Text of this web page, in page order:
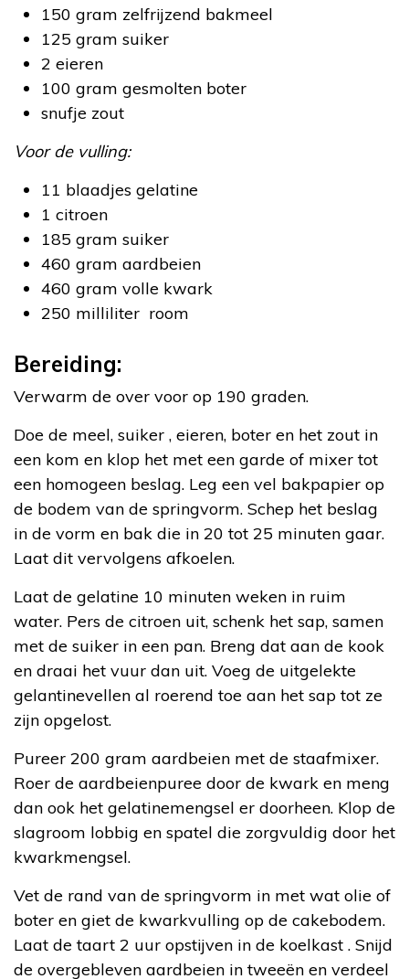
150 gram zelfrijzend bakmeel
125 gram suiker
2 eieren
100 gram gesmolten boter
snufje zout
Voor de vulling:
11 blaadjes gelatine
1 citroen
185 gram suiker
460 gram aardbeien
460 gram volle kwark
250 milliliter room
Bereiding:
Verwarm de over voor op 190 graden.
Doe de meel, suiker , eieren, boter en het zout in
een kom en klop het met een garde of mixer tot
een homogeen beslag. Leg een vel bakpapier op
de bodem van de springvorm. Schep het beslag
in de vorm en bak die in 20 tot 25 minuten gaar.
Laat dit vervolgens afkoelen.
Laat de gelatine 10 minuten weken in ruim
water. Pers de citroen uit, schenk het sap, samen
met de suiker in een pan. Breng dat aan de kook
en draai het vuur dan uit. Voeg de uitgelekte
gelantinevellen al roerend toe aan het sap tot ze
zijn opgelost.
Pureer 200 gram aardbeien met de staafmixer.
Roer de aardbeienpuree door de kwark en meng
dan ook het gelatinemengsel er doorheen. Klop de
slagroom lobbig en spatel die zorgvuldig door het
kwarkmengsel.
Vet de rand van de springvorm in met wat olie of
boter en giet de kwarkvulling op de cakebodem.
Laat de taart 2 uur opstijven in de koelkast . Snijd
de overgebleven aardbeien in tweeën en verdeel